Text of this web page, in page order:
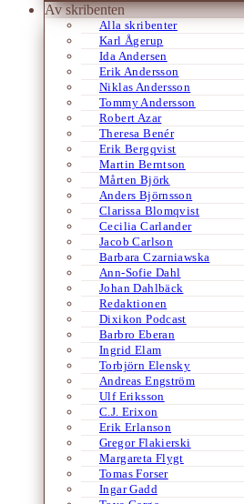
Av skribenten
Alla skribenter
Karl Ågerup
Ida Andersen
Erik Andersson
Niklas Andersson
Tommy Andersson
Robert Azar
Theresa Benér
Erik Bergqvist
Martin Berntson
Mårten Björk
Anders Björnsson
Clarissa Blomqvist
Cecilia Carlander
Jacob Carlson
Barbara Czarniawska
Ann-Sofie Dahl
Johan Dahlbäck
Redaktionen
Dixikon Podcast
Barbro Eberan
Ingrid Elam
Torbjörn Elensky
Andreas Engström
Ulf Eriksson
C.J. Erixon
Erik Erlanson
Gregor Flakierski
Margareta Flygt
Tomas Forser
Ingar Gadd